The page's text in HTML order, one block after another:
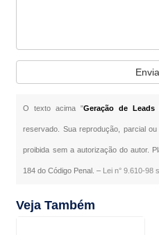
O texto acima "Geração de
reservado. Sua reprodução, parcial
proibida sem a autorização do autor.
184 do Código Penal. – Lei n° 9.610-98
Veja Também